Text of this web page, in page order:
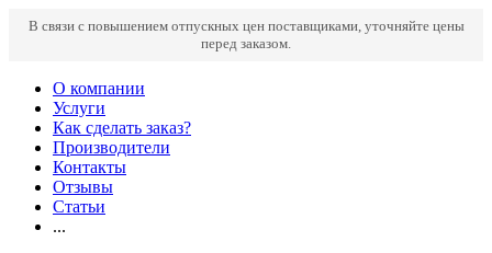
В связи с повышением отпускных цен поставщиками, уточняйте цены
перед заказом.
О компании
Услуги
Как сделать заказ?
Производители
Контакты
Отзывы
Статьи
...